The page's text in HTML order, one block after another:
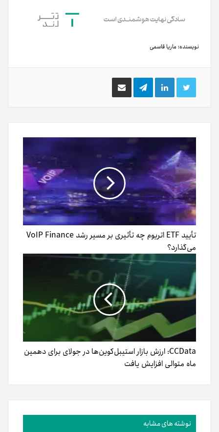
نویسنده: ماریا قاسمی
توییتر لینکدینتلگرام اشتراک
گذاری
ایمیل
تأیید ETF اتریوم چه تأثیری بر مسیر رشد VoIP Finance
می‌گذارد؟
CCData: ارزش بازار استیبل‌کوین‌ها در جولای برای دهمین
ماه متوالی افزایش یافت
نوشته های مشابه